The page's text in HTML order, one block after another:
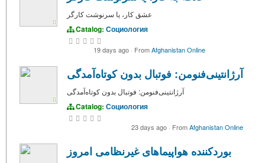
عشق کار، یا سرنوشت کارگر
Catalog: Социология
19 days ago · FromAfghanistan Online
آرژانتینی‌فنومن: فوتبال بدون کوتاه‌آمدگی
آرژانتینی‌فنومن: فوتبال بدون کوتاه‌آمدگی
Catalog: Социология
23 days ago · FromAfghanistan Online
بوردکننده هواپیماهای غیرنظامی امروز